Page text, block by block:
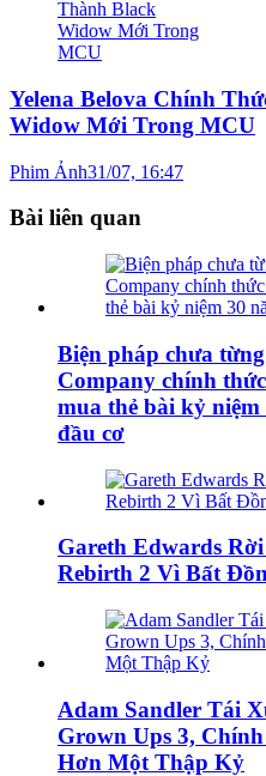
Yelena Belova Chính
Widow Mới Trong MCU
Phim Ảnh31/07, 16:47
Bài liên quan
Biện pháp chưa
Company chính
mua thẻ bài kỷ
đầu cơ
Gareth Edwards
Rebirth 2 Vì Bất
Adam Sandler Tái
Grown Ups 3,
Hơn Một Thập Kỷ